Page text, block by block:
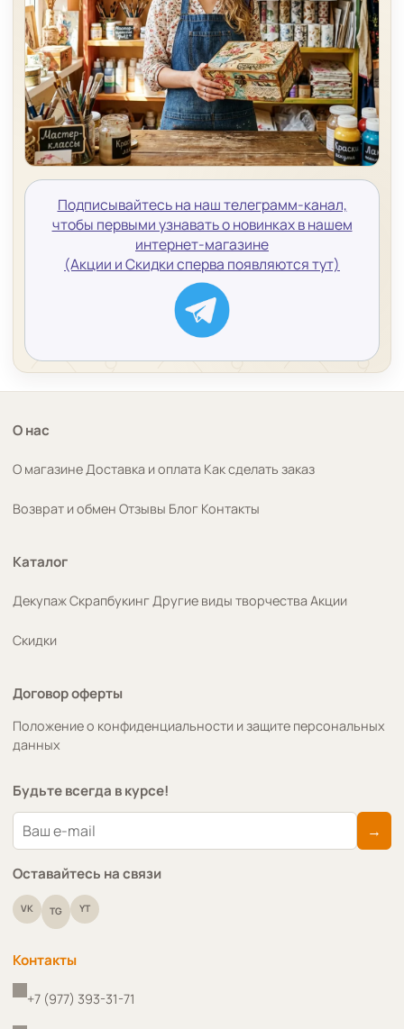
Подписывайтесь на наш телеграмм-канал,
чтобы первыми узнавать о новинках в нашем
интернет-магазине
(Акции и Скидки сперва появляются тут)
О нас
О магазине Доставка и оплата Как сделать заказ
Возврат и обмен Отзывы Блог Контакты
Каталог
ДекупажСкрапбукинг Другие виды творчества Акции
Скидки
Договор оферты
Положение о конфиденциальности и защите персональных
данных
Будьте всегда в курсе!
→
Оставайтесь на связи
VK TG YT
Контакты
+7 (977) 393-31-71